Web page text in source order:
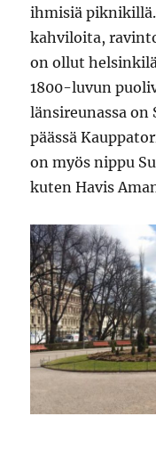
ihmisiä
kahviloita,
on ollut
1800-luvun
länsireunassa on
päässä
on myös nippu
kuten Havis